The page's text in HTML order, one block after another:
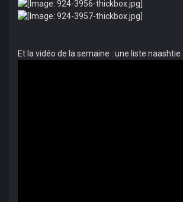
Et la vidéo de la semaine : une liste naashtie